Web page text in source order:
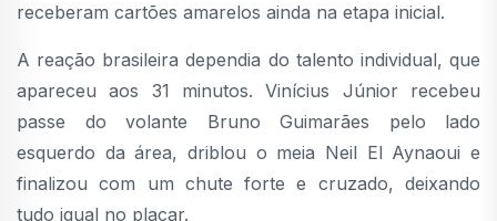
receberam cartões amarelos ainda na etapa inicial.
A reação brasileira dependia do talento individual, que
apareceu aos 31 minutos. Vinícius Júnior recebeu
passe do volante Bruno Guimarães pelo lado
esquerdo da área, driblou o meia Neil El Aynaoui e
finalizou com um chute forte e cruzado, deixando
tudo igual no placar.